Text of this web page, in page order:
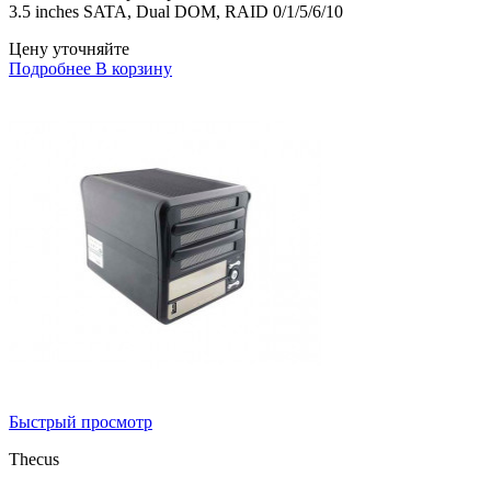
3.5 inches SATA, Dual DOM, RAID 0/1/5/6/10
Цену уточняйте
Подробнее В корзину
Быстрый просмотр
Thecus